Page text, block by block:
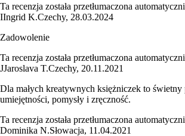
Ta recenzja została przetłumaczona
IIngrid K.Czechy, 28.03.2024
Zadowolenie
Ta recenzja została przetłumaczona
JJaroslava T.Czechy, 20.11.2021
Dla małych kreatywnych księżniczek to
umiejętności, pomysły i zręczność.
Ta recenzja została przetłumaczona
Dominika N.Słowacja, 11.04.2021